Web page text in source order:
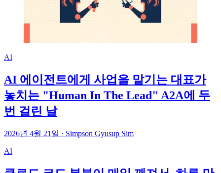
AI
AI 에이전트에게 사업을 맡기는 대표가
놓치는 "Human In The Lead" A2A에 두
번 걸린 날
2026년 4월 21일 · Simpson Gyusup Sim
AI